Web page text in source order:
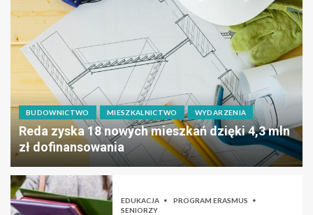
BUDOWNICTWO MIESZKALNICTWO WYDARZENIA
Reda zyska 18 nowych mieszkań dzięki 4,3 mln
zł dofinansowania
EDUKACJA
PROGRAM ERASMUS
SENIORZY